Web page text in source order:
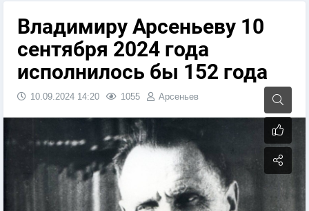
Владимиру Арсеньеву 10
сентября 2024 года
исполнилось бы 152 года
10.09.2024 14:20 1055 Арсеньев